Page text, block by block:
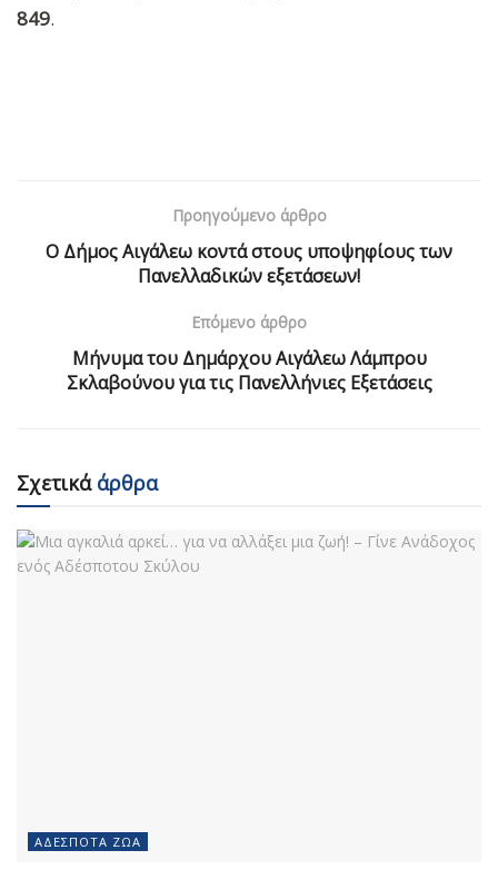
849.
Προηγούμενο άρθρο
Ο Δήμος Αιγάλεω κοντά στους υποψηφίους των
Πανελλαδικών εξετάσεων!
Επόμενο άρθρο
Μήνυμα του Δημάρχου Αιγάλεω Λάμπρου
Σκλαβούνου για τις Πανελλήνιες Εξετάσεις
Σχετικάάρθρα
ΑΔΈΣΠΟΤΑ ΖΏΑ